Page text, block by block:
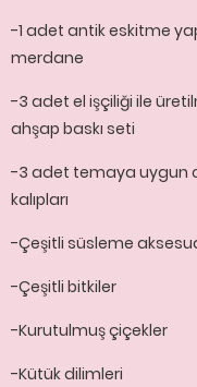
-1 adet antik eskitme
merdane
-3 adet el işçiliği ile
ahşap baskı seti
-3 adet temaya uygun
kalıpları
-Çeşitli süsleme
-Çeşitli bitkiler
-Kurutulmuş çiçekler
-Kütük dilimleri